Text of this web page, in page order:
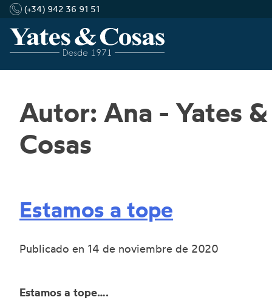
contenido
(+34) 942 36 91 51
Autor: Ana - Yates &
Cosas
Estamos a tope
Publicado en 14 de noviembre de 2020
Estamos a tope….